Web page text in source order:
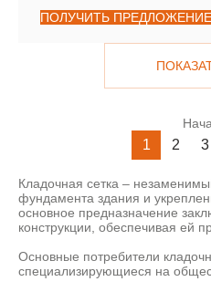
ПОЛУЧИТЬ ПРЕДЛОЖЕНИЕ
1 2 3
Кладочная сетка –
фундамента здания и
основное предназначение
конструкции, обеспечивая ей
Основные потребители
специализирующиеся на